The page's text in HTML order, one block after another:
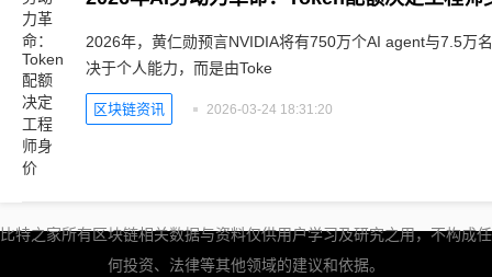
2026年，黄仁勋预言NVIDIA将有750万个AI agent与7.5万
决于个人能力，而是由Toke
区块链资讯 2026-03-24 18:31:20
比特之家所有区块链相关数据与资料仅供用户学习及研究之用，不构成任
何投资、法律等其他领域的建议和依据。